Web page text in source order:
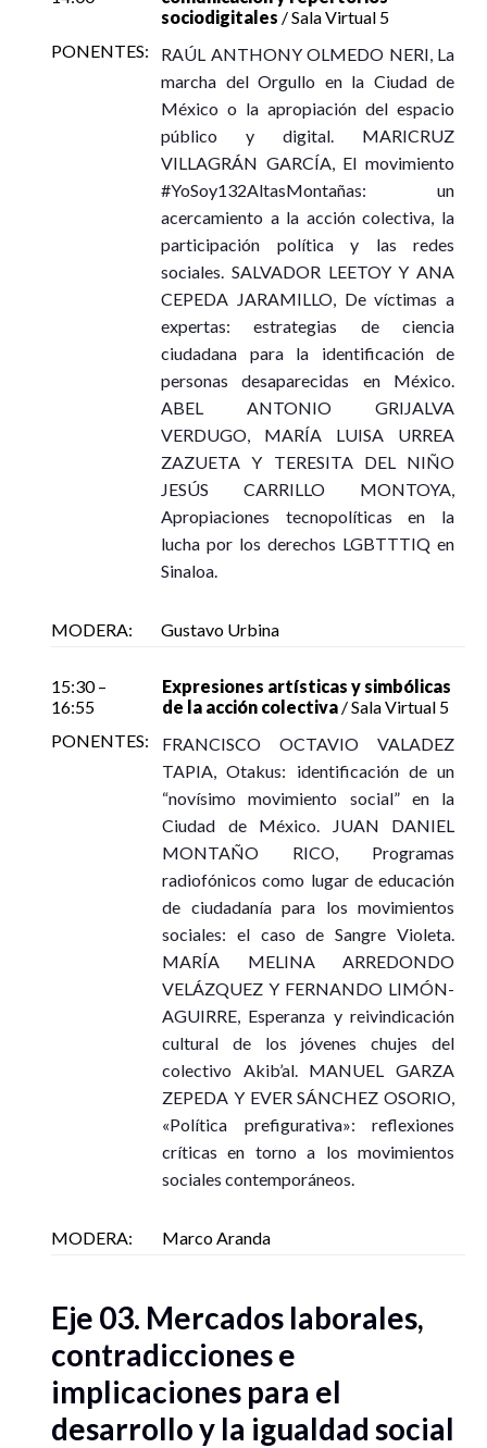
sociodigitales / Sala Virtual 5
PONENTES:
RAÚL ANTHONY OLMEDO NERI, La
marcha del Orgullo en la Ciudad de
México o la apropiación del espacio
público y digital. MARICRUZ
VILLAGRÁN GARCÍA, El movimiento
#YoSoy132AltasMontañas: un
acercamiento a la acción colectiva, la
participación política y las redes
sociales. SALVADOR LEETOY Y ANA
CEPEDA JARAMILLO, De víctimas a
expertas: estrategias de ciencia
ciudadana para la identificación de
personas desaparecidas en México.
ABEL ANTONIO GRIJALVA
VERDUGO, MARÍA LUISA URREA
ZAZUETA Y TERESITA DEL NIÑO
JESÚS CARRILLO MONTOYA,
Apropiaciones tecnopolíticas en la
lucha por los derechos LGBTTTIQ en
Sinaloa.
MODERA: Gustavo Urbina
15:30 –
16:55
Expresiones artísticas y simbólicas
de la acción colectiva / Sala Virtual 5
PONENTES:
FRANCISCO OCTAVIO VALADEZ
TAPIA, Otakus: identificación de un
“novísimo movimiento social” en la
Ciudad de México. JUAN DANIEL
MONTAÑO RICO, Programas
radiofónicos como lugar de educación
de ciudadanía para los movimientos
sociales: el caso de Sangre Violeta.
MARÍA MELINA ARREDONDO
VELÁZQUEZ Y FERNANDO LIMÓN-
AGUIRRE, Esperanza y reivindicación
cultural de los jóvenes chujes del
colectivo Akib’al. MANUEL GARZA
ZEPEDA Y EVER SÁNCHEZ OSORIO,
«Política prefigurativa»: reflexiones
críticas en torno a los movimientos
sociales contemporáneos.
MODERA: Marco Aranda
Eje 03. Mercados laborales,
contradicciones e
implicaciones para el
desarrollo y la igualdad social